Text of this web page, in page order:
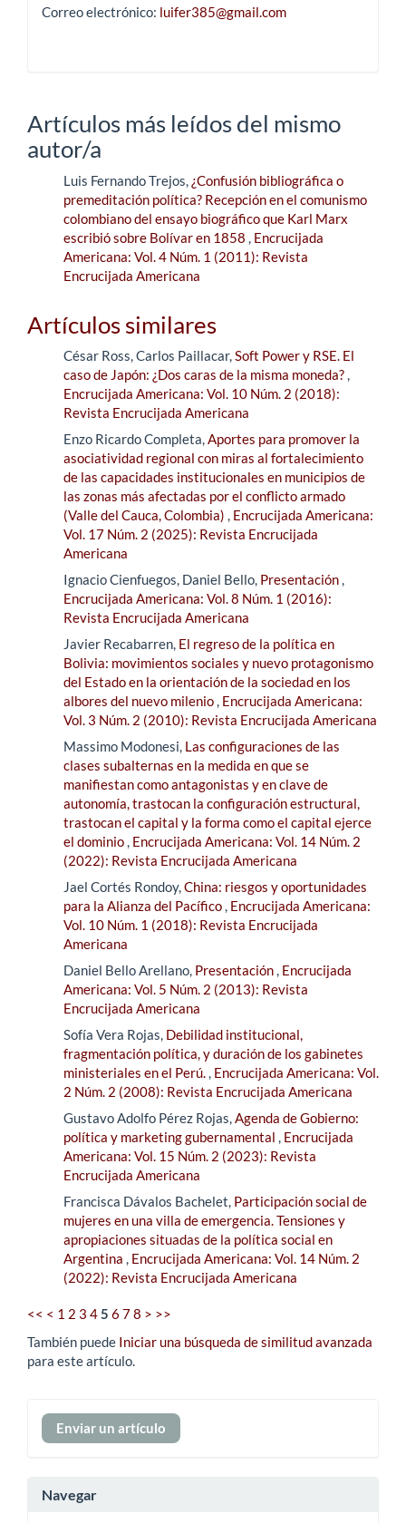
Correo electrónico: luifer385@gmail.com
Artículos más leídos del mismo
autor/a
Luis Fernando Trejos, ¿Confusión bibliográfica o
premeditación política? Recepción en el comunismo
colombiano del ensayo biográfico que Karl Marx
escribió sobre Bolívar en 1858 , Encrucijada
Americana: Vol. 4 Núm. 1 (2011): Revista
Encrucijada Americana
Artículos similares
César Ross, Carlos Paillacar,Soft Power y RSE. El
caso de Japón: ¿Dos caras de la misma moneda?,
Encrucijada Americana: Vol. 10 Núm. 2 (2018):
Revista Encrucijada Americana
Enzo Ricardo Completa,Aportes para promover la
asociatividad regional con miras al fortalecimiento
de las capacidades institucionales en municipios de
las zonas más afectadas por el conflicto armado
(Valle del Cauca, Colombia) , Encrucijada Americana:
Vol. 17 Núm. 2 (2025): Revista Encrucijada
Americana
Ignacio Cienfuegos, Daniel Bello, Presentación,
Encrucijada Americana: Vol. 8 Núm. 1 (2016):
Revista Encrucijada Americana
Javier Recabarren, El regreso de la política en
Bolivia: movimientos sociales y nuevo protagonismo
del Estado en la orientación de la sociedad en los
albores del nuevo milenio, Encrucijada Americana:
Vol. 3 Núm. 2 (2010): Revista Encrucijada Americana
Massimo Modonesi, Las configuraciones de las
clases subalternas en la medida en que se
manifiestan como antagonistas y en clave de
autonomía, trastocan la configuración estructural,
trastocan el capital y la forma como el capital ejerce
el dominio, Encrucijada Americana: Vol. 14 Núm. 2
(2022): Revista Encrucijada Americana
Jael Cortés Rondoy,China: riesgos y oportunidades
para la Alianza del Pacífico, Encrucijada Americana:
Vol. 10 Núm. 1 (2018): Revista Encrucijada
Americana
Daniel Bello Arellano, Presentación, Encrucijada
Americana: Vol. 5 Núm. 2 (2013): Revista
Encrucijada Americana
Sofía Vera Rojas, Debilidad institucional,
fragmentación política, y duración de los gabinetes
ministeriales en el Perú., Encrucijada Americana: Vol.
2 Núm. 2 (2008): Revista Encrucijada Americana
Gustavo Adolfo Pérez Rojas,Agenda de Gobierno:
política y marketing gubernamental , Encrucijada
Americana: Vol. 15 Núm. 2 (2023): Revista
Encrucijada Americana
Francisca Dávalos Bachelet, Participación social de
mujeres en una villa de emergencia. Tensiones y
apropiaciones situadas de la política social en
Argentina , Encrucijada Americana: Vol. 14 Núm. 2
(2022): Revista Encrucijada Americana
<< < 1 2 3 45 6 78 > >>
También puede Iniciar una búsqueda de similitud avanzada
para este artículo.
Enviar
un
Enviar un artículo
Navegar